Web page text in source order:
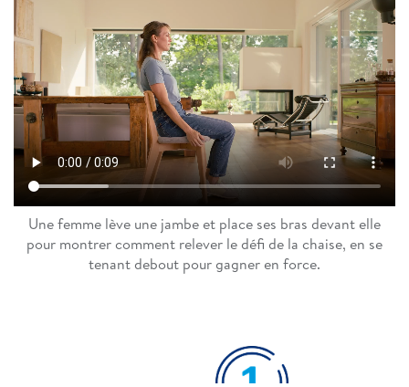
Une femme lève une jambe et place ses bras devant elle
pour montrer comment relever le défi de la chaise, en se
tenant debout pour gagner en force.